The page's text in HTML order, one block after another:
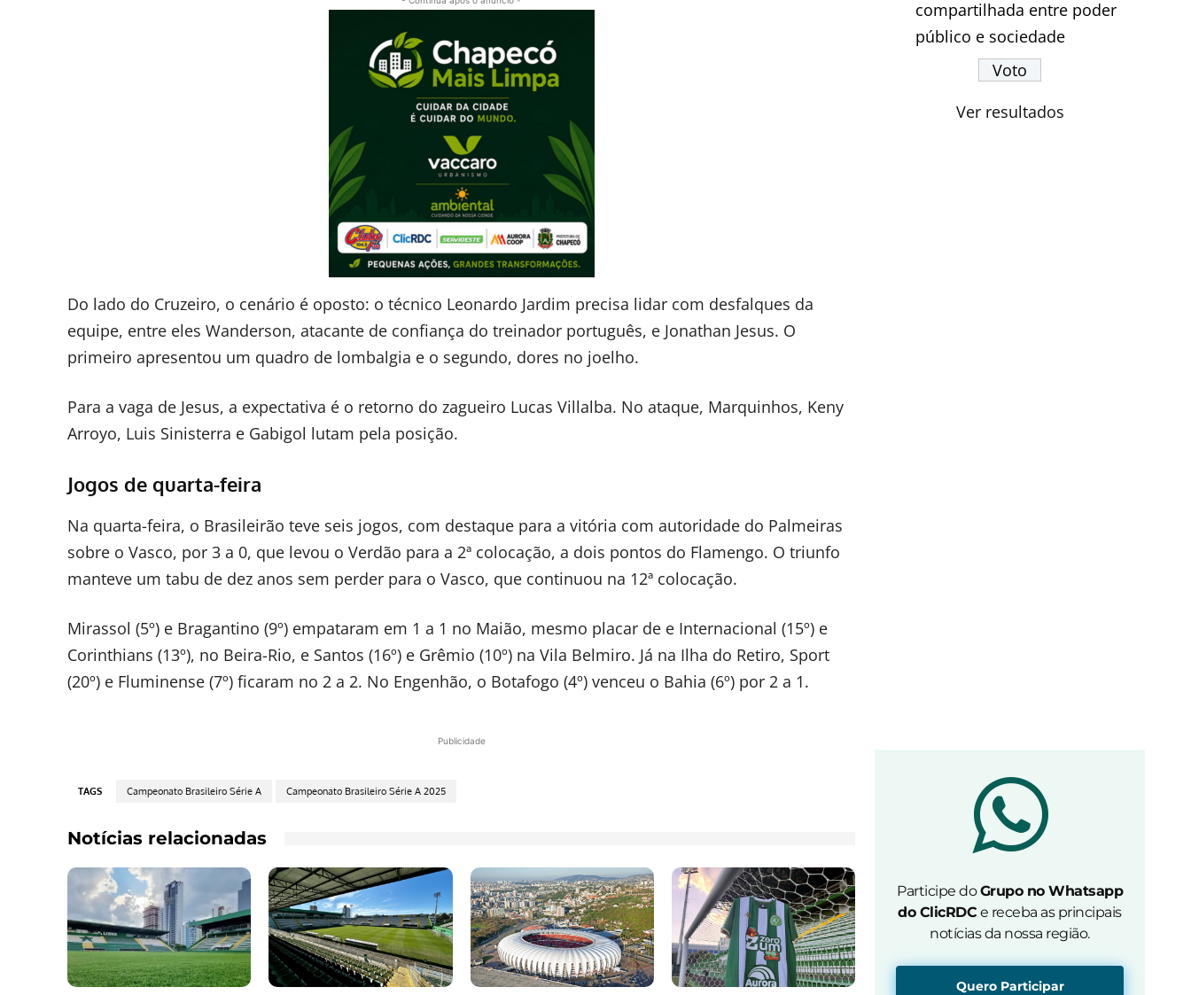
Do lado do Cruzeiro, o cenário é oposto: o técnico Leonardo Jardim precisa lidar com desfalques da
equipe, entre eles Wanderson, atacante de confiança do treinador português, e Jonathan Jesus. O
primeiro apresentou um quadro de lombalgia e o segundo, dores no joelho.
Para a vaga de Jesus, a expectativa é o retorno do zagueiro Lucas Villalba. No ataque, Marquinhos, Keny
Arroyo, Luis Sinisterra e Gabigol lutam pela posição.
Jogos de quarta-feira
Na quarta-feira, o Brasileirão teve seis jogos, com destaque para a vitória com autoridade do Palmeiras
sobre o Vasco, por 3 a 0, que levou o Verdão para a 2ª colocação, a dois pontos do Flamengo. O triunfo
manteve um tabu de dez anos sem perder para o Vasco, que continuou na 12ª colocação.
Mirassol (5º) e Bragantino (9º) empataram em 1 a 1 no Maião, mesmo placar de e Internacional (15º) e
Corinthians (13º), no Beira-Rio, e Santos (16º) e Grêmio (10º) na Vila Belmiro. Já na Ilha do Retiro, Sport
(20º) e Fluminense (7º) ficaram no 2 a 2. No Engenhão, o Botafogo (4º) venceu o Bahia (6º) por 2 a 1.
Publicidade
TAGS Campeonato Brasileiro Série A Campeonato Brasileiro Série A 2025
Notícias relacionadas
compartilhada entre poder
público e sociedade
Ver resultados
Participe doGrupo no Whatsapp
do ClicRDC e receba as principais
notícias da nossa região.
Quero Participar